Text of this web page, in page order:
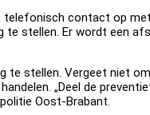
telefonisch contact op
stellen. Er wordt een
te stellen. Vergeet niet
„Deel de
Oost-Brabant.